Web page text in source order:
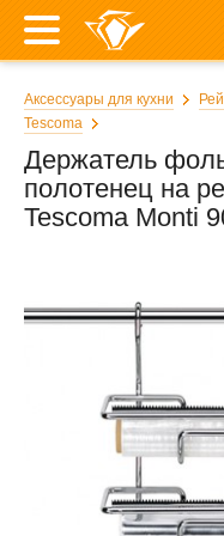
Аксессуары для кухни
Tescoma
Держатель
полотенец на
Tescoma Monti